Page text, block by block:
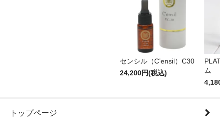
センシル（C’ensil）C30
24,200円(税込)
ム
トップページ